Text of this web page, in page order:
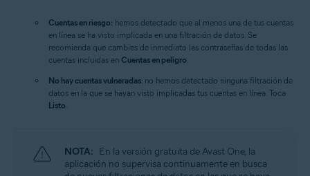
Cuentas en riesgo: hemos detectado que al menos una de tus cuentas
en línea se ha visto implicada en una filtración de datos. Se
recomienda que cambies de inmediato las contraseñas de todas las
cuentas incluidas en Cuentas en peligro.
No hay cuentas vulneradas: no hemos detectado ninguna filtración de
datos en la que se hayan visto implicadas tus cuentas en línea. Toca
Listo.
NOTA: En la versión gratuita de Avast One, la
aplicación no supervisa continuamente en busca